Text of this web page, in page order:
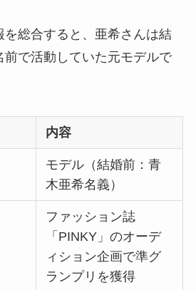
総合すると、亜希さんは結
で活動していた元モデルで
内容
モデル（結婚前：青
木亜希名義）
ファッション誌
「PINKY」のオーデ
ィション企画で準グ
ランプリを獲得